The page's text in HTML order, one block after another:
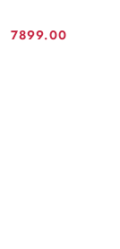
Cena:
7899.00